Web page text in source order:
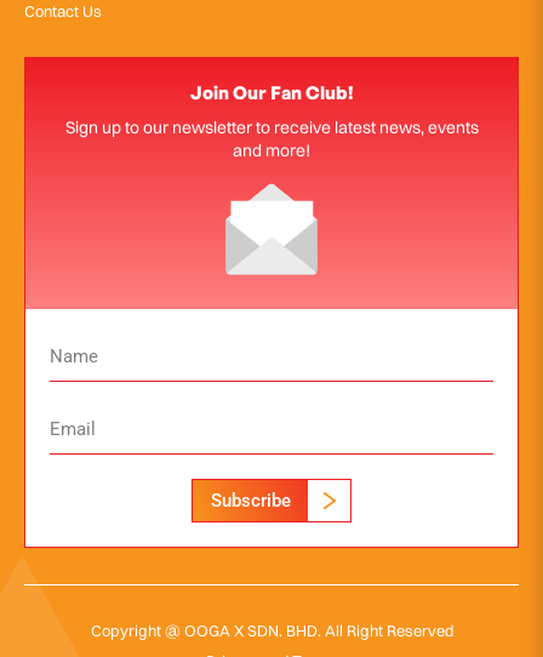
Contact Us
Join Our Fan Club!
Sign up to our newsletter to receive latest news, events
and more!
Subscribe
Copyright @ OOGA X SDN. BHD. All Right Reserved